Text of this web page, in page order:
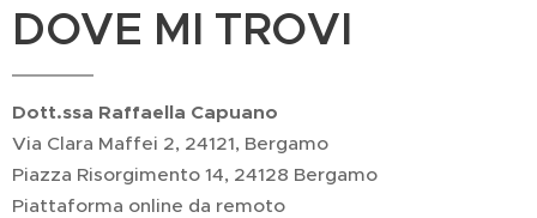
DOVE MI TROVI
Dott.ssa Raffaella Capuano
Via Clara Maffei 2, 24121, Bergamo
Piazza Risorgimento 14, 24128 Bergamo
Piattaforma online da remoto